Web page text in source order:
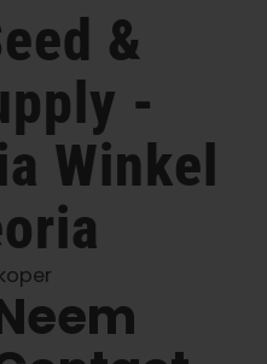
&
-
Winkel